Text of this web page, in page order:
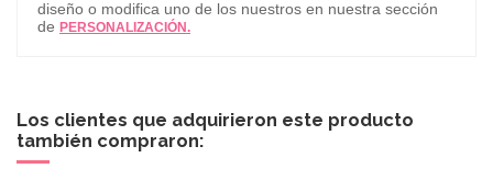
diseño o modifica uno de los nuestros en nuestra sección
de PERSONALIZACIÓN.
Los clientes que adquirieron este producto
también compraron: